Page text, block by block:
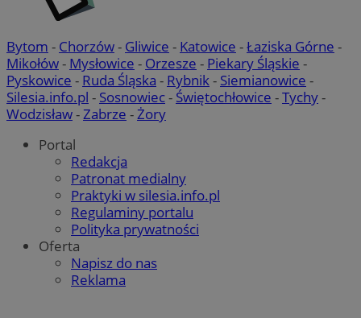
Bytom - Chorzów- Gliwice - Katowice -Łaziska Górne -
Mikołów- Mysłowice - Orzesze - Piekary Śląskie -
Pyskowice - Ruda Śląska - Rybnik- Siemianowice -
Silesia.info.pl - Sosnowiec- Świętochłowice -Tychy-
Wodzisław-Zabrze -Żory
Portal
Redakcja
Patronat medialny
Praktyki w silesia.info.pl
Regulaminy portalu
Polityka prywatności
Oferta
Napisz do nas
Reklama